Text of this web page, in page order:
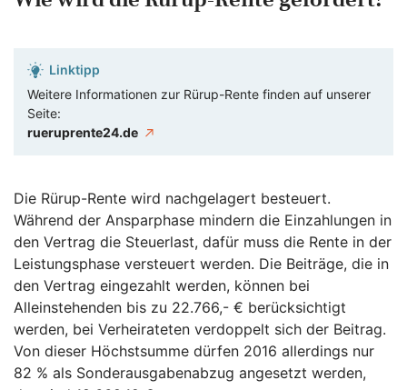
Linktipp
Weitere Informationen zur Rürup-Rente finden auf unserer
Seite:
rueruprente24.de
Die Rürup-Rente wird nachgelagert besteuert.
Während der Ansparphase mindern die Einzahlungen in
den Vertrag die Steuerlast, dafür muss die Rente in der
Leistungsphase versteuert werden. Die Beiträge, die in
den Vertrag eingezahlt werden, können bei
Alleinstehenden bis zu 22.766,- € berücksichtigt
werden, bei Verheirateten verdoppelt sich der Beitrag.
Von dieser Höchstsumme dürfen 2016 allerdings nur
82 % als Sonderausgabenabzug angesetzt werden,